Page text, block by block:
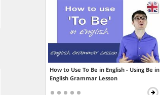
How to Use To Be in English - Using Be in
English Grammar Lesson